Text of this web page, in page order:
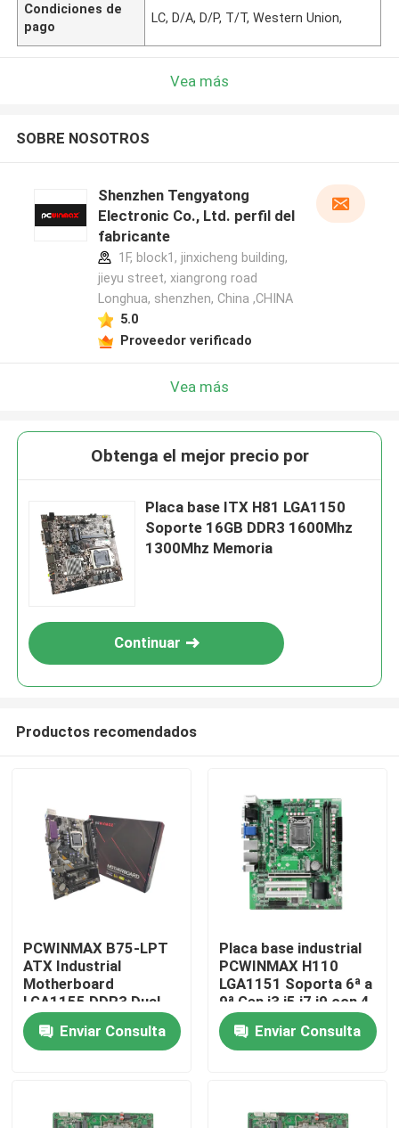
Hogar
Vídeos
Condiciones de
pago
LC, D/A, D/P, T/T, Western Union,
Vea más
SOBRE NOSOTROS
Shenzhen Tengyatong
Electronic Co., Ltd. perfil del
fabricante
1F, block1, jinxicheng building,
jieyu street, xiangrong road
Longhua, shenzhen, China ,CHINA
5.0
Proveedor verificado
Vea más
Obtenga el mejor precio por
Placa base ITX H81 LGA1150
Soporte 16GB DDR3 1600Mhz
1300Mhz Memoria
Continuar
Productos recomendados
PCWINMAX B75-LPT
ATX Industrial
Motherboard
LGA1155 DDR3 Dual
Channel 16GB SATA
3.0 Conjunto de chips
B75 original para PC
Enviar Consulta
Placa base industrial
PCWINMAX H110
LGA1151 Soporta 6ª a
9ª Gen i3 i5 i7 i9 con 4
DDR4 hasta 64GB
Enviar Consulta